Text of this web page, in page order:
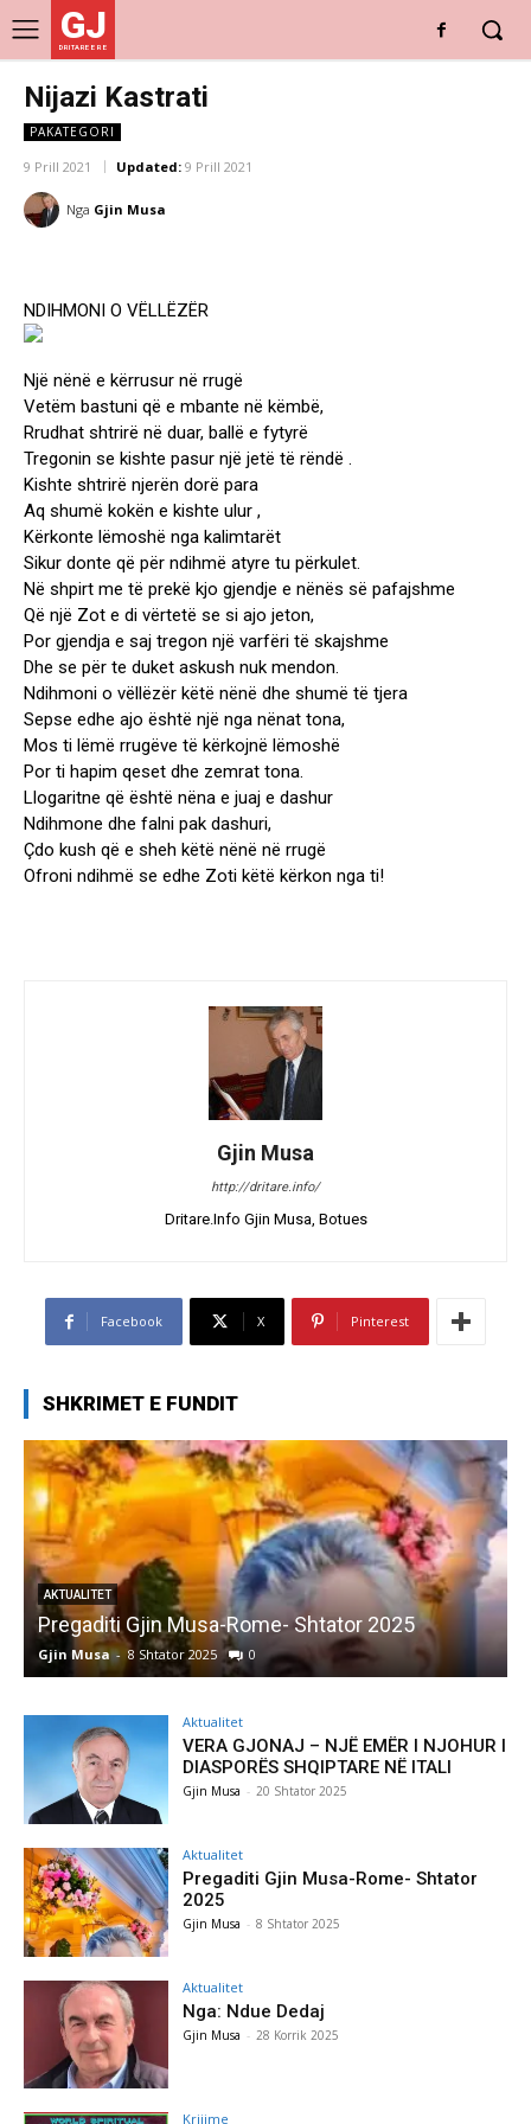
GJ
DRITARE E RE
Nijazi Kastrati
PAKATEGORI
9 Prill 2021 Updated: 9 Prill 2021
Nga Gjin Musa
NDIHMONI O VËLLËZËR
Një nënë e kërrusur në rrugë
Vetëm bastuni që e mbante në këmbë,
Rrudhat shtrirë në duar, ballë e fytyrë
Tregonin se kishte pasur një jetë të rëndë .
Kishte shtrirë njerën dorë para
Aq shumë kokën e kishte ulur ,
Kërkonte lëmoshë nga kalimtarët
Sikur donte që për ndihmë atyre tu përkulet.
Në shpirt me të prekë kjo gjendje e nënës së pafajshme
Që një Zot e di vërtetë se si ajo jeton,
Por gjendja e saj tregon një varfëri të skajshme
Dhe se për te duket askush nuk mendon.
Ndihmoni o vëllëzër këtë nënë dhe shumë të tjera
Sepse edhe ajo është një nga nënat tona,
Mos ti lëmë rrugëve të kërkojnë lëmoshë
Por ti hapim qeset dhe zemrat tona.
Llogaritne që është nëna e juaj e dashur
Ndihmone dhe falni pak dashuri,
Çdo kush që e sheh këtë nënë në rrugë
Ofroni ndihmë se edhe Zoti këtë kërkon nga ti!
Gjin Musa
http://dritare.info/
Dritare.Info Gjin Musa, Botues
Facebook X Pinterest
SHKRIMET E FUNDIT
AKTUALITET
Pregaditi Gjin Musa-Rome- Shtator 2025
Gjin Musa - 8 Shtator 2025 0
Aktualitet
VERA GJONAJ – NJË EMËR I NJOHUR I
DIASPORËS SHQIPTARE NË ITALI
Gjin Musa - 20 Shtator 2025
Aktualitet
Pregaditi Gjin Musa-Rome- Shtator
2025
Gjin Musa - 8 Shtator 2025
Aktualitet
Nga: Ndue Dedaj
Gjin Musa - 28 Korrik 2025
Krijime